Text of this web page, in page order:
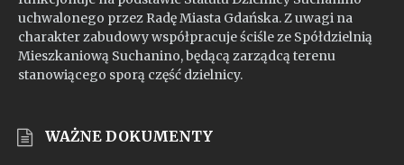
uchwalonego przez Radę Miasta Gdańska. Z uwagi na
charakter zabudowy współpracuje ściśle ze Spółdzielnią
Mieszkaniową Suchanino, będącą zarządcą terenu
stanowiącego sporą część dzielnicy.
WAŻNE DOKUMENTY